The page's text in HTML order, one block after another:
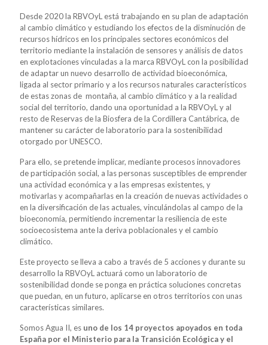
Desde 2020 la RBVOyL está trabajando en su plan de adaptación
al cambio climático y estudiando los efectos de la disminución de
recursos hídricos en los principales sectores económicos del
territorio mediante la instalación de sensores y análisis de datos
en explotaciones vinculadas a la marca RBVOyL con la posibilidad
de adaptar un nuevo desarrollo de actividad bioeconómica,
ligada al sector primario y a los recursos naturales característicos
de estas zonas de montaña, al cambio climático y a la realidad
social del territorio, dando una oportunidad a la RBVOyL y al
resto de Reservas de la Biosfera de la Cordillera Cantábrica, de
mantener su carácter de laboratorio para la sostenibilidad
otorgado por UNESCO.
Para ello, se pretende implicar, mediante procesos innovadores
de participación social, a las personas susceptibles de emprender
una actividad económica y a las empresas existentes, y
motivarlas y acompañarlas en la creación de nuevas actividades o
en la diversificación de las actuales, vinculándolas al campo de la
bioeconomía, permitiendo incrementar la resiliencia de este
socioecosistema ante la deriva poblacionales y el cambio
climático.
Este proyecto se lleva a cabo a través de 5 acciones y durante su
desarrollo la RBVOyL actuará como un laboratorio de
sostenibilidad donde se ponga en práctica soluciones concretas
que puedan, en un futuro, aplicarse en otros territorios con unas
características similares.
Somos Agua II, es uno de los 14 proyectos apoyados en toda
España por el Ministerio para la Transición Ecológica y el